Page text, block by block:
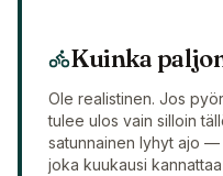
Kuinka
Ole realistinen. Jos
tulee ulos vain silloin
satunnainen lyhyt ajo —
joka kuukausi